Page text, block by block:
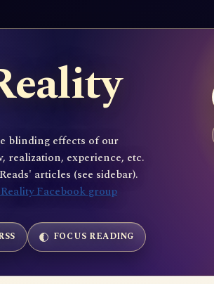
blinding effects of our
realization, experience, etc.
articles (see sidebar).
Facebook group
FOCUS READING